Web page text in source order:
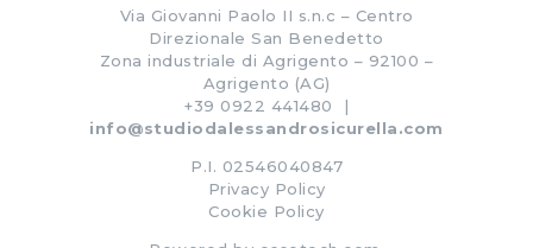
Via Giovanni Paolo II s.n.c – Centro
Direzionale San Benedetto
Zona industriale di Agrigento – 92100 –
Agrigento (AG)
+39 0922 441480 |
info@studiodalessandrosicurella.com
P.I. 02546040847
Privacy Policy
Cookie Policy